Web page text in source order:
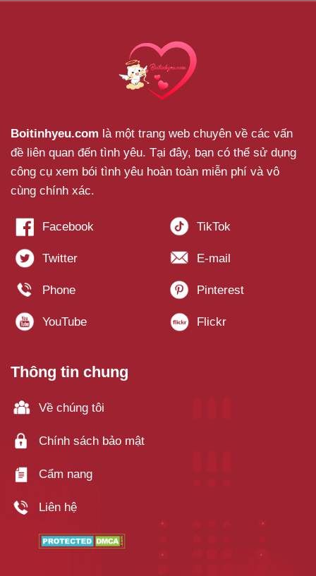
Boitinhyeu.com là một trang web chuyên về các vấn
đề liên quan đến tình yêu. Tại đây, bạn có thể sử dụng
công cụ xem bói tình yêu hoàn toàn miễn phí và vô
cùng chính xác.
Thông tin chung
Về chúng tôi
Chính sách bảo mật
Cẩm nang
Liên hệ